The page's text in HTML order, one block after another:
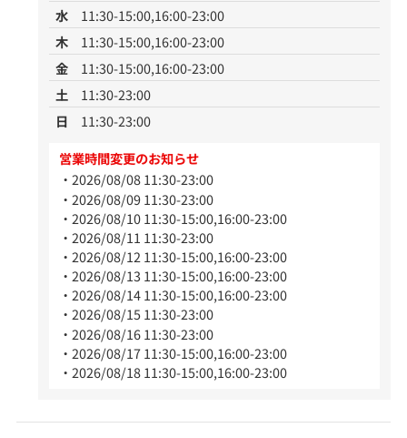
水
11:30-15:00,16:00-23:00
木
11:30-15:00,16:00-23:00
金
11:30-15:00,16:00-23:00
土
11:30-23:00
日
11:30-23:00
営業時間変更のお知らせ
2026/08/08 11:30-23:00
2026/08/09 11:30-23:00
2026/08/10 11:30-15:00,16:00-23:00
2026/08/11 11:30-23:00
2026/08/12 11:30-15:00,16:00-23:00
2026/08/13 11:30-15:00,16:00-23:00
2026/08/14 11:30-15:00,16:00-23:00
2026/08/15 11:30-23:00
2026/08/16 11:30-23:00
2026/08/17 11:30-15:00,16:00-23:00
2026/08/18 11:30-15:00,16:00-23:00